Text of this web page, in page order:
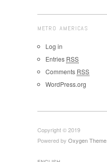
METRO AMERICAS
Log in
Entries RSS
Comments RSS
WordPress.org
Copyright © 2019
Powered by Oxygen Theme